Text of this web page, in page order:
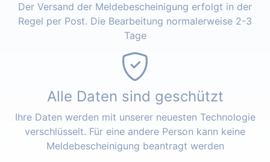
Der Versand der Meldebescheinigung erfolgt in der
Regel per Post. Die Bearbeitung normalerweise 2-3
Tage
Alle Daten sind geschützt
Ihre Daten werden mit unserer neuesten Technologie
verschlüsselt. Für eine andere Person kann keine
Meldebescheinigung beantragt werden